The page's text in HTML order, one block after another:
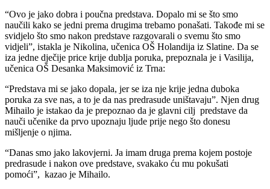
“Ovo je jako dobra i poučna predstava. Dopalo mi se što smo
naučili kako se jedni prema drugima trebamo ponašati. Takođe mi se
svidjelo što smo nakon predstave razgovarali o svemu što smo
vidjeli”, istakla je Nikolina, učenica OŠ Holandija iz Slatine. Da se
iza jedne dječije price krije dublja poruka, prepoznala je i Vasilija,
učenica OŠ Desanka Maksimović iz Trna:
“Predstava mi se jako dopala, jer se iza nje krije jedna duboka
poruka za sve nas, a to je da nas predrasude uništavaju”. Njen drug
Mihailo je istakao da je prepoznao da je glavni cilj predstave da
nauči učenike da prvo upoznaju ljude prije nego što donesu
mišljenje o njima.
“Danas smo jako lakovjerni. Ja imam druga prema kojem postoje
predrasude i nakon ove predstave, svakako ću mu pokušati
pomoći”, kazao je Mihailo.